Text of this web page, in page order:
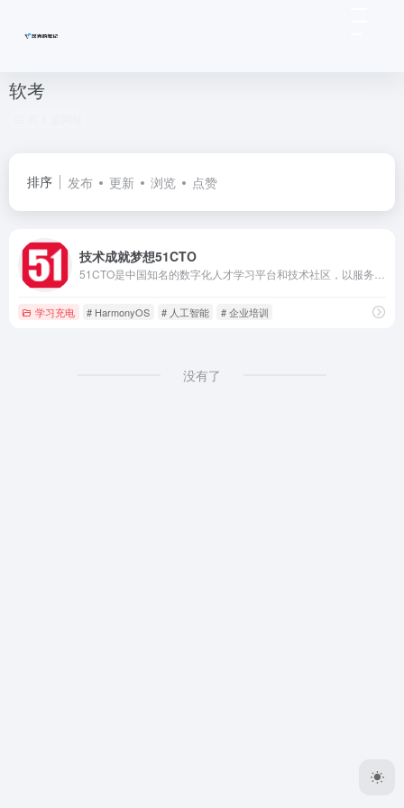
软考
排序 发布 更新 浏览 点赞
技术成就梦想51CTO
学习充电 # HarmonyOS # 人工智能 # 企业培训
没有了